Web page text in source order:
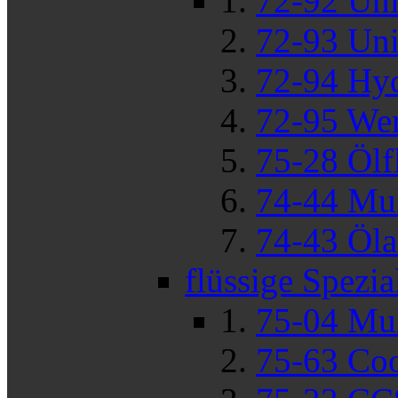
72-93
72-94
72-95
75-28
74-44
74-43
flüssige
75-04
75-63